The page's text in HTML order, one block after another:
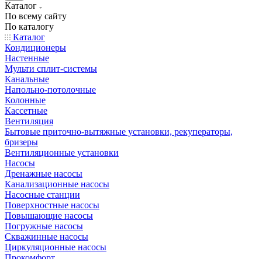
Каталог
По всему сайту
По каталогу
Каталог
Кондиционеры
Настенные
Мульти сплит-системы
Канальные
Напольно-потолочные
Колонные
Кассетные
Вентиляция
Бытовые приточно-вытяжные установки, рекуператоры,
бризеры
Вентиляционные установки
Насосы
Дренажные насосы
Канализационные насосы
Насосные станции
Поверхностные насосы
Повышающие насосы
Погружные насосы
Скважинные насосы
Циркуляционные насосы